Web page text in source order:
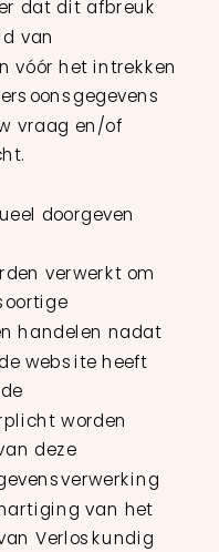
dat dit afbreuk
van
vóór het intrekken
vraag en/of
doorgeven
verwerkt om
handelen nadat
website heeft
worden
deze
van het
Verloskundig